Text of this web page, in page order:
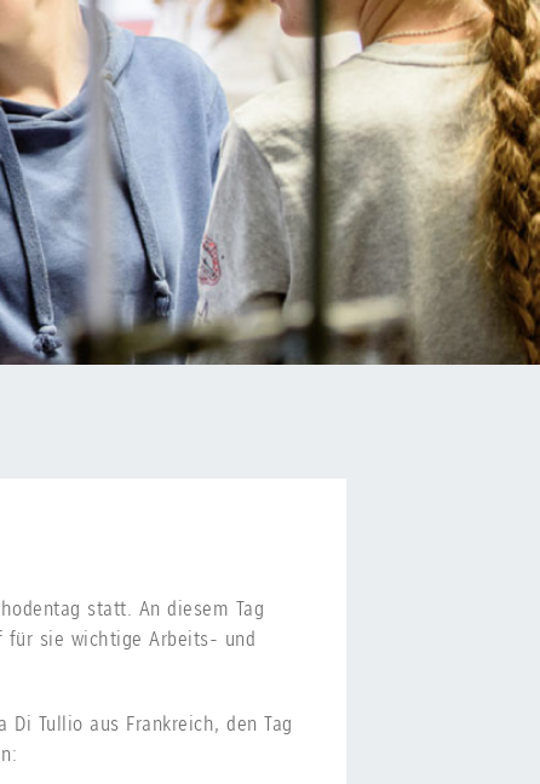
statt. An diesem Tag
für sie wichtige Arbeits- und
Tullio aus Frankreich, den Tag